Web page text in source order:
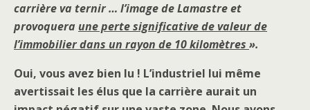
carrière va ternir … l’image de Lamastre et
provoquera une perte significative de valeur de
l’immobilier dans un rayon de 10 kilomètres ».
Oui, vous avez bien lu ! L’industriel lui même
avertissait les élus que la carrière aurait un